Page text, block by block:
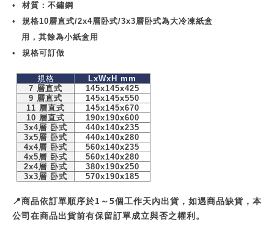
•
材質：不鏽鋼
•
規格10層直式/2x4層卧式/3x3層卧式為大冷凍紙盒
用，其餘為小紙盒用
•
規格可訂做
規格
LxWxH mm
7 層直式
145x145x425
9 層直式
145x145x550
11 層直式
145x145x670
10 層直式
190x190x600
3x4層 卧式
440x140x235
3x5層 卧式
440x140x280
4x4層 卧式
560x140x235
4x5層 卧式
560x140x280
2x4層 卧式
380x190x250
3x3層 卧式 570x190x185
📍商品依訂單順序於1 ～5個工作天內出貨，如遇商品缺貨，本
公司在商品出貨前有保留訂單成立與否之權利。